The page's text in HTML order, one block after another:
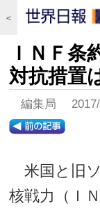
＜
ＩＮＦ条
対抗措置
編集局
米国と旧
核戦力（Ｉ